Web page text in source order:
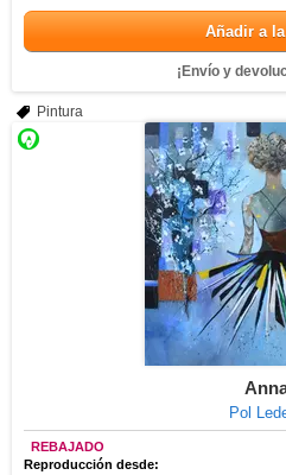
Añadir a
¡Envío y
Pintura
Pol
REBAJADO
Reproducción desde: